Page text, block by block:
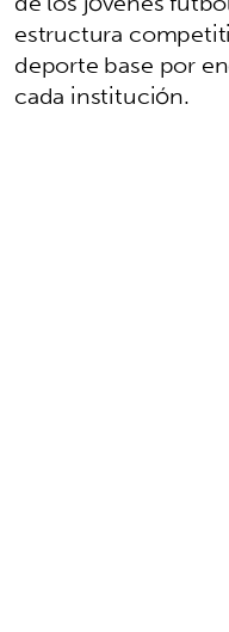
estructura
deporte base por
cada institución.